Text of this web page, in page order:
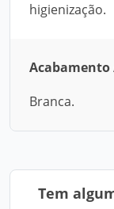
higienização.
Acabamento
Branca.
Tem